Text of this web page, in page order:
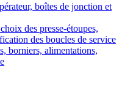
boîtes de jonction et
des presse-étoupes,
des boucles de service
borniers, alimentations,